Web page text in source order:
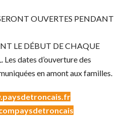
OUVERTES PENDANT
LE DÉBUT DE CHAQUE
Les dates d’ouverture des
en amont aux familles.